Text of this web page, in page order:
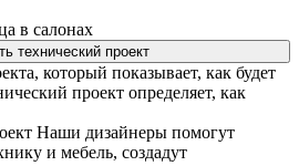
в салонах
технический проект
который показывает, как будет
проект определяет, как
Наши дизайнеры помогут
и мебель, создадут